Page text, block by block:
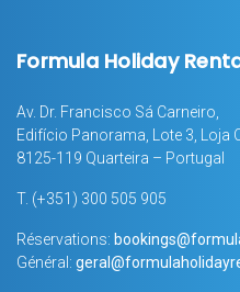
Formula Holiday
Av. Dr. Francisco Sá Carneiro,
Edifício Panorama, Lote 3, Loja
8125-119 Quarteira – Portugal
T. (+351) 300 505 905
Réservations:
Général: